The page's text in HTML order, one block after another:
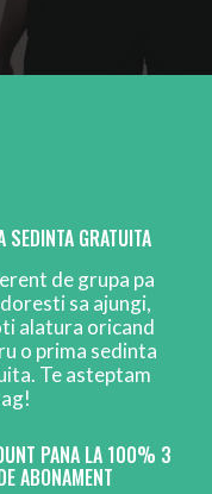
SEDINTA GRATUITA
de grupa pa
sa ajungi,
alatura oricand
o prima sedinta
Te asteptam
PANA LA 100% 3
ABONAMENT